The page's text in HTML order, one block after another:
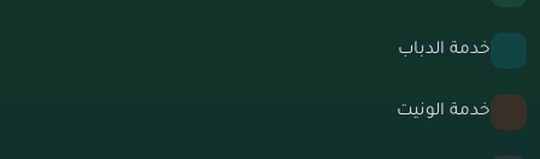
خدمة الدباب
خدمة الونيت